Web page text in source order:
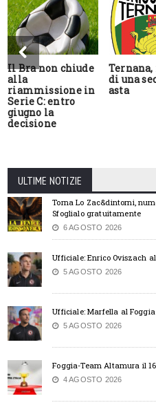
Il Bra non chiude
alla
riammissione in
Serie C: entro
giugno la
decisione
di una
asta
ULTIME NOTIZIE
Torna Lo Zac&dintorni,
Sfoglialo gratuitamente
6 AGOSTO 2026
Ufficiale: Enrico Oviszach
5 AGOSTO 2026
Ufficiale: Marfella al Foggia
5 AGOSTO 2026
Foggia-Team Altamura il 16
4 AGOSTO 2026